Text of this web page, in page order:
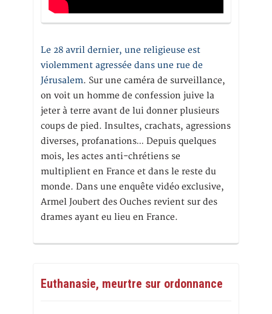
Le 28 avril dernier, une religieuse est
violemment agressée dans une rue de
Jérusalem. Sur une caméra de surveillance,
on voit un homme de confession juive la
jeter à terre avant de lui donner plusieurs
coups de pied. Insultes, crachats, agressions
diverses, profanations… Depuis quelques
mois, les actes anti-chrétiens se
multiplient en France et dans le reste du
monde. Dans une enquête vidéo exclusive,
Armel Joubert des Ouches revient sur des
drames ayant eu lieu en France.
Euthanasie, meurtre sur ordonnance